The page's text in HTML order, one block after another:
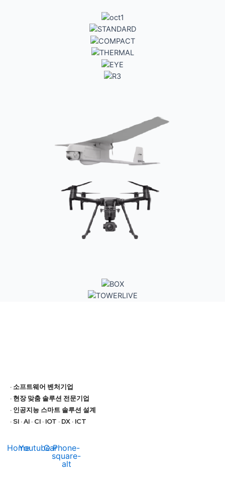
· 소프트웨어 벤처기업
· 현장 맞춤 솔루션 전문기업
· 인공지능 스마트 솔루션 설계
· SI · AI · CI · IOT · DX · ICT
HomeYoutubeCarPhone-
square-
alt